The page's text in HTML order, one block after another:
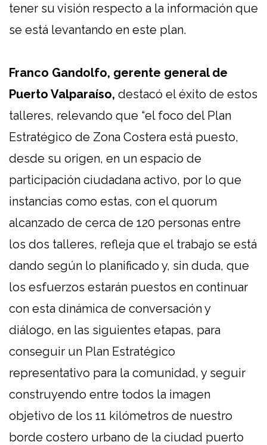
tener su visión respecto a la información que
se está levantando en este plan.
Franco Gandolfo, gerente general de
Puerto Valparaíso, destacó el éxito de estos
talleres, relevando que “el foco del Plan
Estratégico de Zona Costera está puesto,
desde su origen, en un espacio de
participación ciudadana activo, por lo que
instancias como estas, con el quorum
alcanzado de cerca de 120 personas entre
los dos talleres, refleja que el trabajo se está
dando según lo planificado y, sin duda, que
los esfuerzos estarán puestos en continuar
con esta dinámica de conversación y
diálogo, en las siguientes etapas, para
conseguir un Plan Estratégico
representativo para la comunidad, y seguir
construyendo entre todos la imagen
objetivo de los 11 kilómetros de nuestro
borde costero urbano de la ciudad puerto